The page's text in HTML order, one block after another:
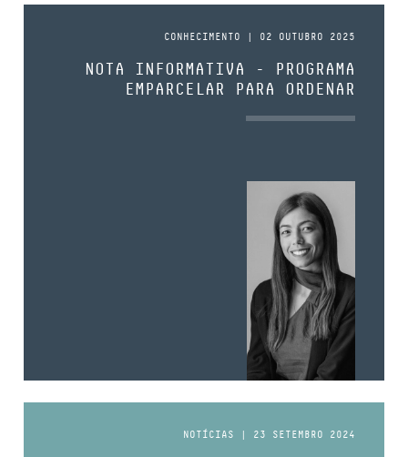
CONHECIMENTO | 02 OUTUBRO 2025
NOTA INFORMATIVA - PROGRAMA
EMPARCELAR PARA ORDENAR
NOTÍCIAS | 23 SETEMBRO 2024